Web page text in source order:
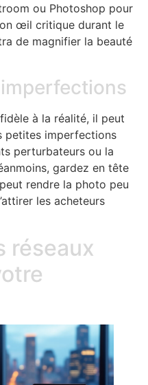
ou Photoshop pour
œil critique durant le
de magnifier la beauté
à la réalité, il peut
petites imperfections
perturbateurs ou la
gardez en tête
rendre la photo peu
les acheteurs
réseaux